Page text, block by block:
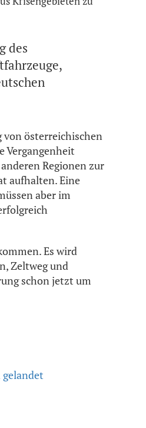
des
von österreichischen
Vergangenheit
Regionen zur
aufhalten. Eine
aber im
Es wird
Zeltweg und
schon jetzt um